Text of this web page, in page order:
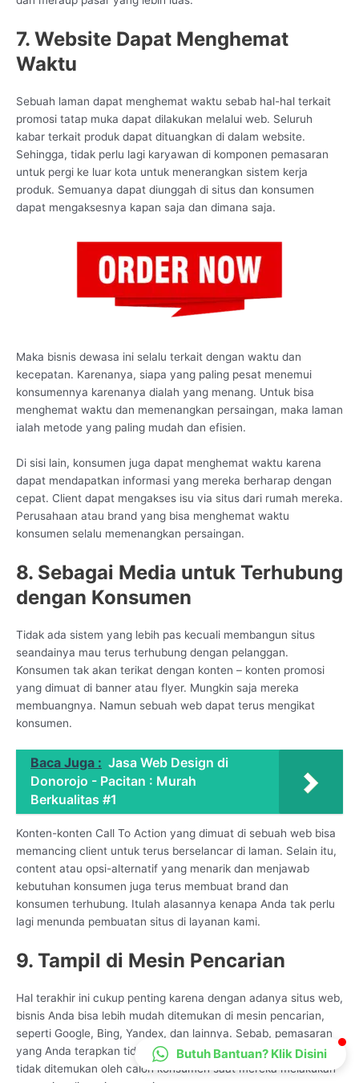
7. Website Dapat Menghemat
Waktu
Sebuah laman dapat menghemat waktu sebab hal-hal terkait
promosi tatap muka dapat dilakukan melalui web. Seluruh
kabar terkait produk dapat dituangkan di dalam website.
Sehingga, tidak perlu lagi karyawan di komponen pemasaran
untuk pergi ke luar kota untuk menerangkan sistem kerja
produk. Semuanya dapat diunggah di situs dan konsumen
dapat mengaksesnya kapan saja dan dimana saja.
Maka bisnis dewasa ini selalu terkait dengan waktu dan
kecepatan. Karenanya, siapa yang paling pesat menemui
konsumennya karenanya dialah yang menang. Untuk bisa
menghemat waktu dan memenangkan persaingan, maka laman
ialah metode yang paling mudah dan efisien.
Di sisi lain, konsumen juga dapat menghemat waktu karena
dapat mendapatkan informasi yang mereka berharap dengan
cepat. Client dapat mengakses isu via situs dari rumah mereka.
Perusahaan atau brand yang bisa menghemat waktu
konsumen selalu memenangkan persaingan.
8. Sebagai Media untuk Terhubung
dengan Konsumen
Tidak ada sistem yang lebih pas kecuali membangun situs
seandainya mau terus terhubung dengan pelanggan.
Konsumen tak akan terikat dengan konten – konten promosi
yang dimuat di banner atau flyer. Mungkin saja mereka
membuangnya. Namun sebuah web dapat terus mengikat
konsumen.
Baca Juga : Jasa Web Design di
Donorojo - Pacitan : Murah
Berkualitas #1
Konten-konten Call To Action yang dimuat di sebuah web bisa
memancing client untuk terus berselancar di laman. Selain itu,
content atau opsi-alternatif yang menarik dan menjawab
kebutuhan konsumen juga terus membuat brand dan
konsumen terhubung. Itulah alasannya kenapa Anda tak perlu
lagi menunda pembuatan situs di layanan kami.
9. Tampil di Mesin Pencarian
Hal terakhir ini cukup penting karena dengan adanya situs web,
bisnis Anda bisa lebih mudah ditemukan di mesin pencarian,
seperti Google, Bing, Yandex, dan lainnya. Sebab, pemasaran
yang Anda terapkan tidak akan berarti apa-apa jika bisnis Anda
tidak ditemukan oleh calon konsumen saat mereka melakukan
Online
Butuh Bantuan? Klik Disini